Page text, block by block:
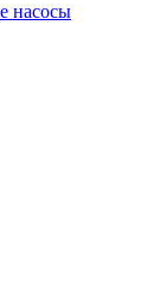
насосы